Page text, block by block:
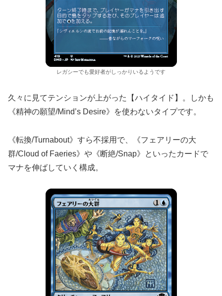
レガシーでも愛好者がしっかりいるようです
久々に見てテンションが上がった【ハイタイド】。しかも
《精神の願望/Mind’s Desire》を使わないタイプです。
《転換/Turnabout》すら不採用で、《フェアリーの大
群/Cloud of Faeries》や《断絶/Snap》といったカードで
マナを伸ばしていく構成。